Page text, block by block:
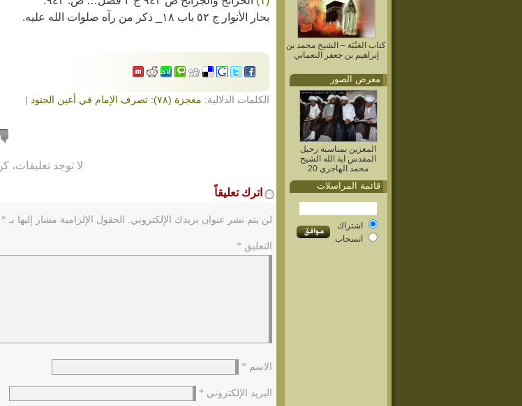
كتاب الغيْبَة – الشيخ محمد بن
إبراهيم بن جعفر النعماني
معرض الصور
المعزين بمناسبة رحيل
المقدس اية الله الشيخ
محمد الهاجري 20
قائمة المراسلات
اشتراك
انسحاب
بحار الأنوار ج ٥٢ باب ١٨_ ذكر من رآه صلوات الله عليه.
الكلمات الدلالية: معجزة (٧٨): تصرف الإمام في أعين الجنود |
لا توجد تعليقات،
اترك تعليقاً
لن يتم نشر عنوان بريدك الإلكتروني. الحقول الإلزامية مشار إليها بـ *
التعليق *
الاسم *
البريد الإلكتروني *